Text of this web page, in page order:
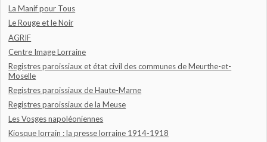
La Manif pour Tous
Le Rouge et le Noir
AGRIF
Centre Image Lorraine
Registres paroissiaux et état civil des communes de Meurthe-et-
Moselle
Registres paroissiaux de Haute-Marne
Registres paroissiaux de la Meuse
Les Vosges napoléoniennes
Kiosque lorrain : la presse lorraine 1914-1918